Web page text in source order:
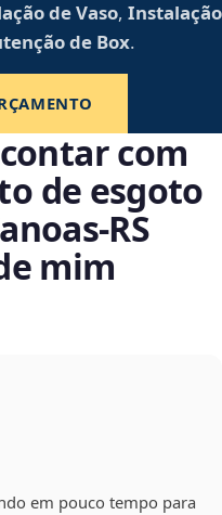
de Vaso, Instalação
de Box.
com
de esgoto
mim
em pouco tempo para